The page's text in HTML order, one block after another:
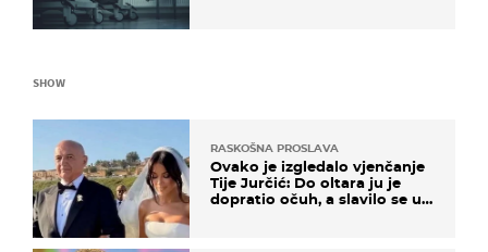
SHOW
RASKOŠNA PROSLAVA
Ovako je izgledalo vjenčanje
Tije Jurčić: Do oltara ju je
dopratio očuh, a slavilo se uz